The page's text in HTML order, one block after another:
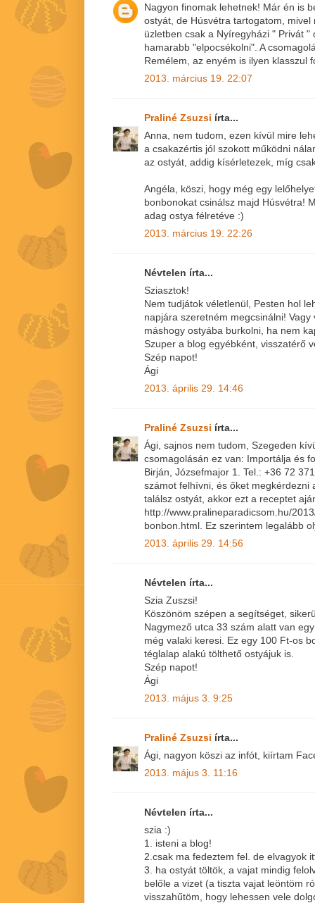
Nagyon finomak lehetnek! Már én is
ostyát, de Húsvétra tartogatom,
üzletben csak a Nyíregyházi " Privát
hamarabb "elpocsékolni". A
Remélem, az enyém is ilyen klasszul
2013. március 19. 22:07
Praliné Zsuzsi írta...
Anna, nem tudom, ezen kívül mire
a csakazértis jól szokott működni
az ostyát, addig kísérletezek, míg
Angéla, köszi, hogy még egy
bonbonokat csinálsz majd Húsvétra!
adag ostya félretéve :)
2013. március 19. 22:26
Névtelen írta...
Sziasztok!
Nem tudjátok véletlenül, Pesten hol
napjára szeretném megcsinálni!
máshogy ostyába burkolni, ha nem
Szuper a blog egyébként, visszatérő
Szép napot!
Ági
2013. április 29. 14:46
Praliné Zsuzsi írta...
Ági, sajnos nem tudom, Szegeden
csomagolásán ez van: Importálja és
Birján, Józsefmajor 1. Tel.: +36 72
számot felhívni, és őket megkérdezni
találsz ostyát, akkor ezt a receptet
http://www.pralineparadicsom.hu/
bonbon.html. Ez szerintem legalább
2013. április 29. 14:56
Névtelen írta...
Szia Zuszsi!
Köszönöm szépen a segítséget,
Nagymező utca 33 szám alatt van
még valaki keresi. Ez egy 100 Ft-os
téglalap alakú tölthető ostyájuk is.
Szép napot!
Ági
2013. május 3. 9:25
Praliné Zsuzsi írta...
Ági, nagyon köszi az infót, kiírtam
2013. május 3. 11:16
Névtelen írta...
szia :)
1. isteni a blog!
2.csak ma fedeztem fel. de elvagyok
3. ha ostyát töltök, a vajat mindig
belőle a vizet (a tiszta vajat leöntöm
visszahűtöm, hogy lehessen vele